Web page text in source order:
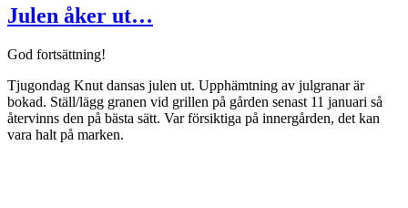
Julen åker ut…
God fortsättning!
Tjugondag Knut dansas julen ut. Upphämtning av julgranar är
bokad. Ställ/lägg granen vid grillen på gården senast 11 januari så
återvinns den på bästa sätt. Var försiktiga på innergården, det kan
vara halt på marken.